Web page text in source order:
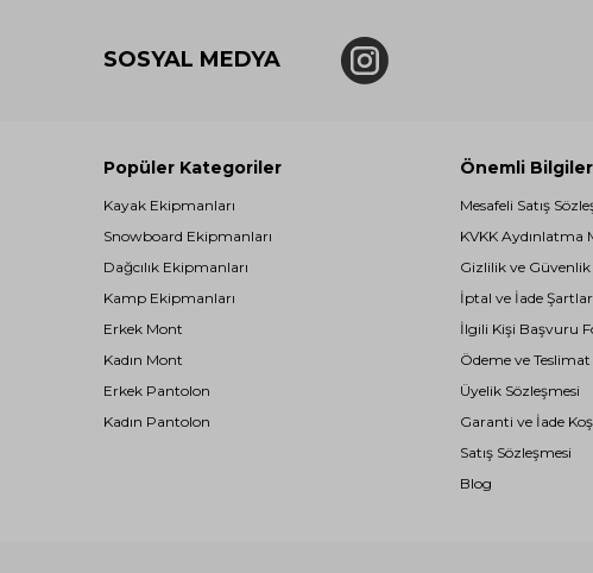
SOSYAL MEDYA
Popüler Kategoriler
Kayak Ekipmanları
Snowboard Ekipmanları
Dağcılık Ekipmanları
Kamp Ekipmanları
Erkek Mont
Kadın Mont
Erkek Pantolon
Kadın Pantolon
Önemli Bilgiler
Mesafeli Satış
KVKK Aydınlatma
Gizlilik ve Güvenlik
İptal ve İade
İlgili Kişi Başvuru
Ödeme ve Teslimat
Üyelik Sözleşmesi
Garanti ve İade
Satış Sözleşmesi
Blog